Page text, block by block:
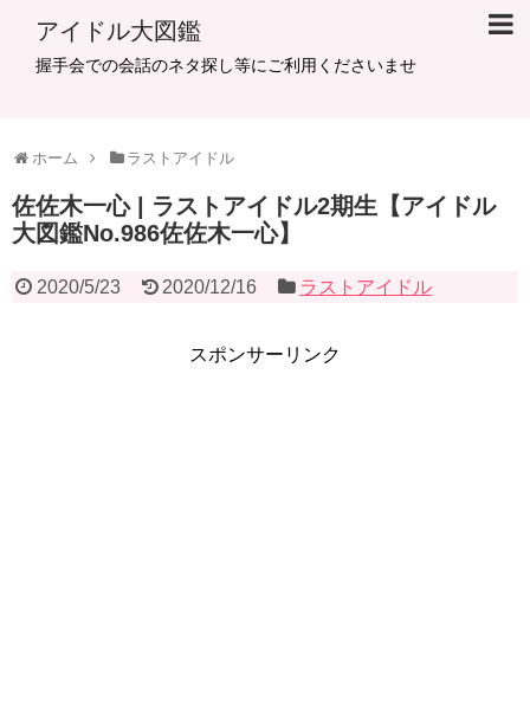
アイドル大図鑑
握手会での会話のネタ探し等にご利用くださいませ
ホーム ラストアイドル
佐佐木一心 | ラストアイドル2期生【アイドル
大図鑑No.986佐佐木一心】
2020/5/23 2020/12/16 ラストアイドル
スポンサーリンク